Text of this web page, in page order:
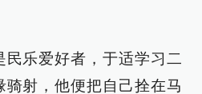
乐爱好者，于适学习二
射，他便把自己拴在马